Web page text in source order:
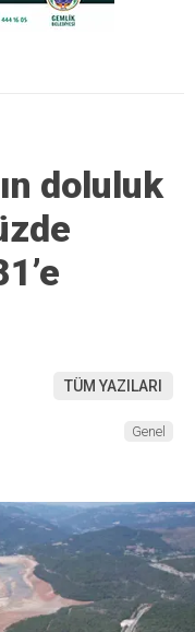
doluluk
TÜM YAZILARI
Genel